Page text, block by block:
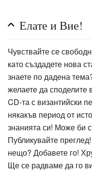
Елате и Вие!
Чувствайте се
като създадете нова
знаете по дадена
желаете да споделите
CD-та с византийски
някакъв период от
знанията си! Може би
Публикувайте
нещо? Добавете го!
Ще се радваме да го